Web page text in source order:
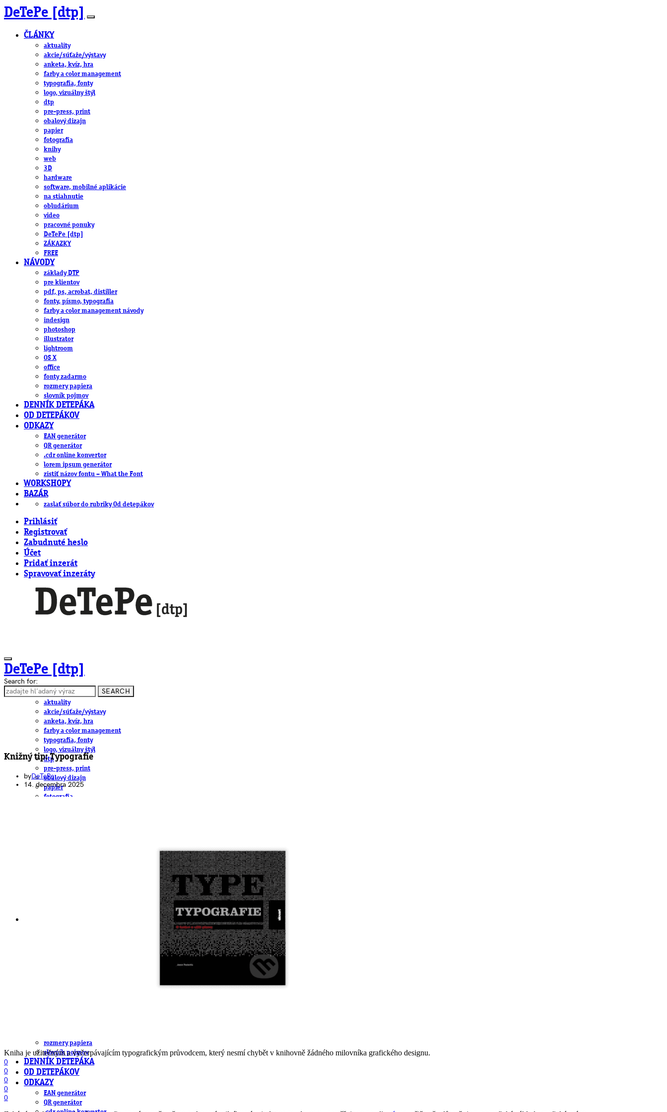
DeTePe [dtp]
ČLÁNKY
aktuality
akcie/súťaže/výstavy
anketa, kvíz, hra
farby a color management
typografia, fonty
logo, vizuálny štýl
dtp
pre-press, print
obalový dizajn
papier
fotografia
knihy
web
3D
hardware
software, mobilné aplikácie
na stiahnutie
obludárium
video
pracovné ponuky
DeTePe [dtp]
ZÁKAZKY
FREE
NÁVODY
základy DTP
pre klientov
pdf, ps, acrobat, distiller
fonty, písmo, typografia
farby a color management návody
indesign
photoshop
illustrator
lightroom
OS X
office
fonty zadarmo
rozmery papiera
slovník pojmov
DENNÍK DETEPÁKA
OD DETEPÁKOV
ODKAZY
EAN generátor
QR generátor
.cdr online konvertor
lorem ipsum generátor
zistiť názov fontu – What the Font
WORKSHOPY
BAZÁR
zaslať súbor do rubriky Od detepákov
Prihlásiť
Registrovať
Zabudnuté heslo
Účet
Pridať inzerát
Spravovať inzeráty
DeTePe [dtp]
ČLÁNKY
aktuality
akcie/súťaže/výstavy
anketa, kvíz, hra
farby a color management
typografia, fonty
logo, vizuálny štýl
dtp
pre-press, print
obalový dizajn
papier
fotografia
rozmery papiera
slovník pojmov
DENNÍK DETEPÁKA
OD DETEPÁKOV
ODKAZY
EAN generátor
QR generátor
Search for:
SEARCH
Knižný tip: Typografie
byDeTePe
14. decembra 2025
Kniha je užitečným a vyčerpávajícím typografickým průvodcem, který nesmí chybět v knihovně žádného milovníka grafického designu.
0
0
0
0
0